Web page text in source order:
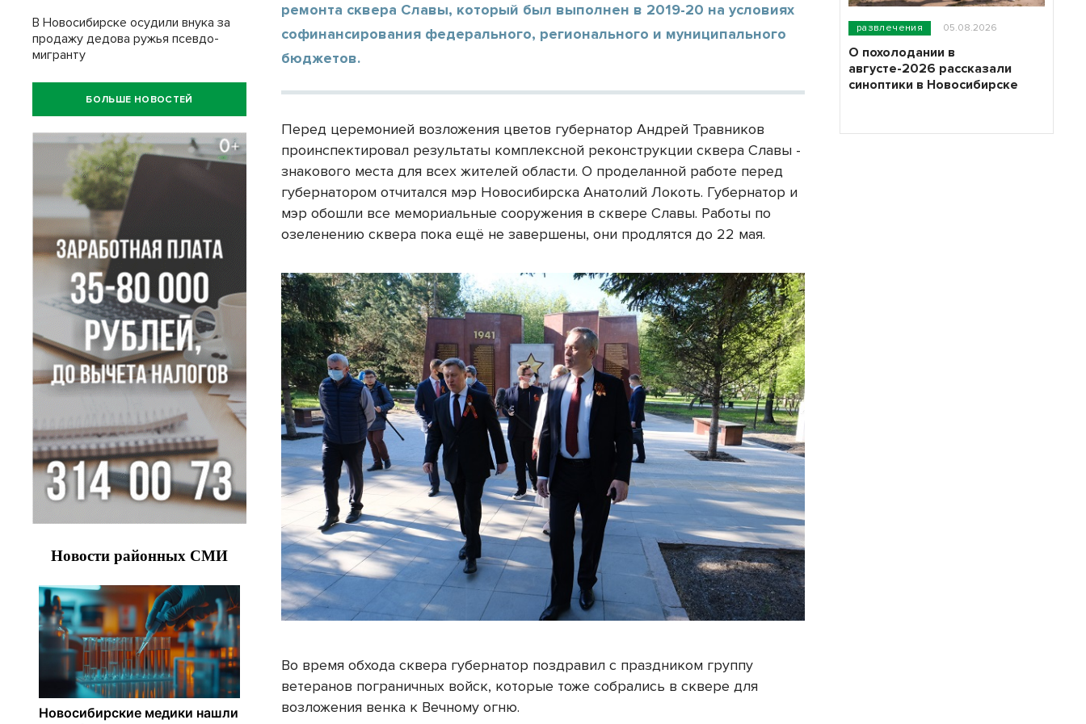
ремонта сквера Славы, который был выполнен в 2019-20 на условиях
софинансирования федерального, регионального и муниципального
бюджетов.
Перед церемонией возложения цветов губернатор Андрей Травников
проинспектировал результаты комплексной реконструкции сквера Славы -
знакового места для всех жителей области. О проделанной работе перед
губернатором отчитался мэр Новосибирска Анатолий Локоть. Губернатор и
мэр обошли все мемориальные сооружения в сквере Славы. Работы по
озеленению сквера пока ещё не завершены, они продлятся до 22 мая.
Во время обхода сквера губернатор поздравил с праздником группу
ветеранов пограничных войск, которые тоже собрались в сквере для
возложения венка к Вечному огню.
В Новосибирске осудили внука за
продажу дедова ружья псевдо-
мигранту
БОЛЬШЕ НОВОСТЕЙ
развлечения 05.08.2026
О похолодании в
августе-2026 рассказали
синоптики в Новосибирске